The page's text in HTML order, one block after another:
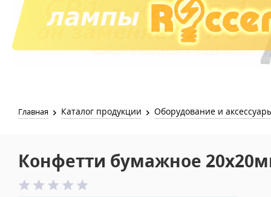
Распродажа Лампы
Главная Каталог продукции Оборудование и
Конфетти бумажное